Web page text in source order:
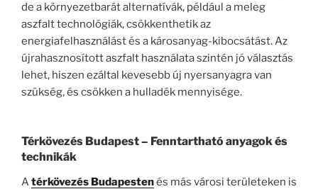
de a környezetbarát alternatívák, például a meleg
aszfalt technológiák, csökkenthetik az
energiafelhasználást és a károsanyag-kibocsátást. Az
újrahasznosított aszfalt használata szintén jó választás
lehet, hiszen ezáltal kevesebb új nyersanyagra van
szükség, és csökken a hulladék mennyisége.
Térkövezés Budapest– Fenntartható anyagok és
technikák
Atérkövezés Budapestenés más városi területeken is